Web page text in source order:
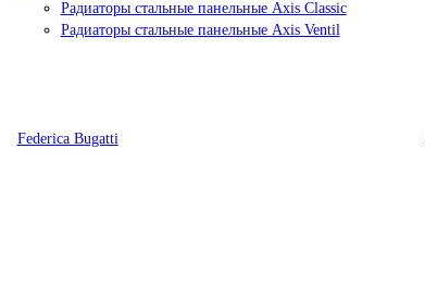
Радиаторы стальные панельные Axis Classic
Радиаторы стальные панельные Axis Ventil
Federica Bugatti